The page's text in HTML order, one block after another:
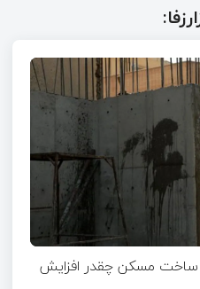
ساخت مسکن چقدر افزایش